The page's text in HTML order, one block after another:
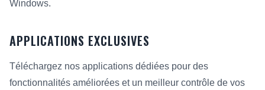
Windows.
APPLICATIONS EXCLUSIVES
Téléchargez nos applications dédiées pour des
fonctionnalités améliorées et un meilleur contrôle de vos